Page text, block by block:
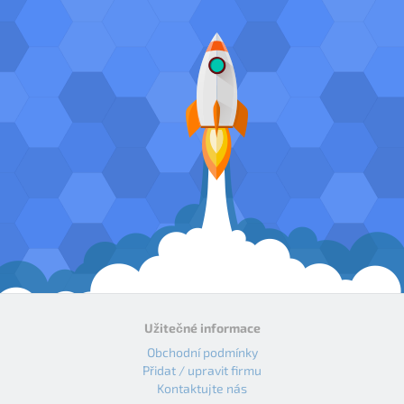
Užitečné informace
Obchodní podmínky
Přidat / upravit firmu
Kontaktujte nás